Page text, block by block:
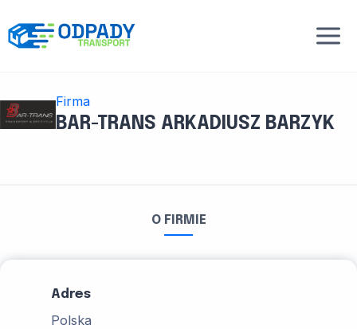
do
treści
Firma
BAR-TRANS ARKADIUSZ BARZYK
O FIRMIE
Adres
Polska